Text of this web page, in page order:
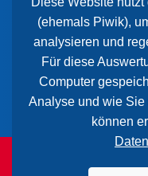
Der
(ehemals Piwik),
analysieren und
Für diese
Computer
Analyse und wie
können